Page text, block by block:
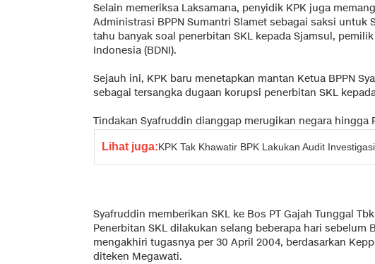
Selain memeriksa Laksamana, penyidik KPK juga
Administrasi BPPN Sumantri Slamet sebagai saksi untuk
tahu banyak soal penerbitan SKL kepada Sjamsul,
Indonesia (BDNI).
Sejauh ini, KPK baru menetapkan mantan Ketua BPPN
sebagai tersangka dugaan korupsi penerbitan SKL
Tindakan Syafruddin dianggap merugikan negara hingga
Lihat juga:KPK Tak Khawatir BPK Lakukan Audit Investigasi
Syafruddin memberikan SKL ke Bos PT Gajah Tunggal
Penerbitan SKL dilakukan selang beberapa hari sebelum
mengakhiri tugasnya per 30 April 2004, berdasarkan
diteken Megawati.